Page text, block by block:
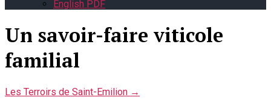
English PDF
Un savoir-faire viticole
familial
Les Terroirs de Saint-Emilion →